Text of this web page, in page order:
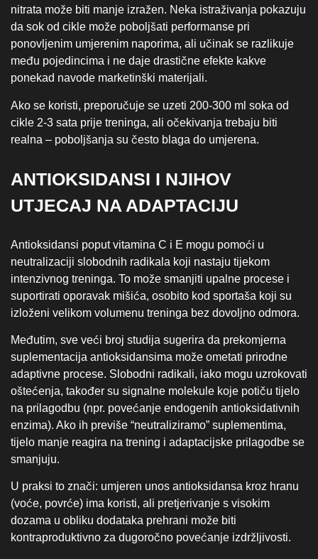
nitrata može biti manje izražen. Neka istraživanja pokazuju
da sok od cikle može poboljšati performanse pri
ponovljenim umjerenim naporima, ali učinak se razlikuje
među pojedincima i ne daje drastične efekte kakve
ponekad navode marketinški materijali.
Ako se koristi, preporučuje se uzeti 200-300 ml soka od
cikle 2-3 sata prije treninga, ali očekivanja trebaju biti
realna – poboljšanja su često blaga do umjerena.
ANTIOKSIDANSI I NJIHOV
UTJECAJ NA ADAPTACIJU
Antioksidansi poput vitamina C i E mogu pomoći u
neutralizaciji slobodnih radikala koji nastaju tijekom
intenzivnog treninga. To može smanjiti upalne procese i
suportirati oporavak mišića, osobito kod sportaša koji su
izloženi velikom volumenu treninga bez dovoljno odmora.
Međutim, sve veći broj studija sugerira da prekomjerna
suplementacija antioksidansima može ometati prirodne
adaptivne procese. Slobodni radikali, iako mogu uzrokovati
oštećenja, također su signalne molekule koje potiču tijelo
na prilagodbu (npr. povećanje endogenih antioksidativnih
enzima). Ako ih previše “neutraliziramo” suplementima,
tijelo manje reagira na trening i adaptacijske prilagodbe se
smanjuju.
U praksi to znači: umjeren unos antioksidansa kroz hranu
(voće, povrće) ima koristi, ali pretjerivanje s visokim
dozama u obliku dodataka prehrani može biti
kontraproduktivno za dugoročno povećanje izdržljivosti.